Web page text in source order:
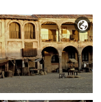
